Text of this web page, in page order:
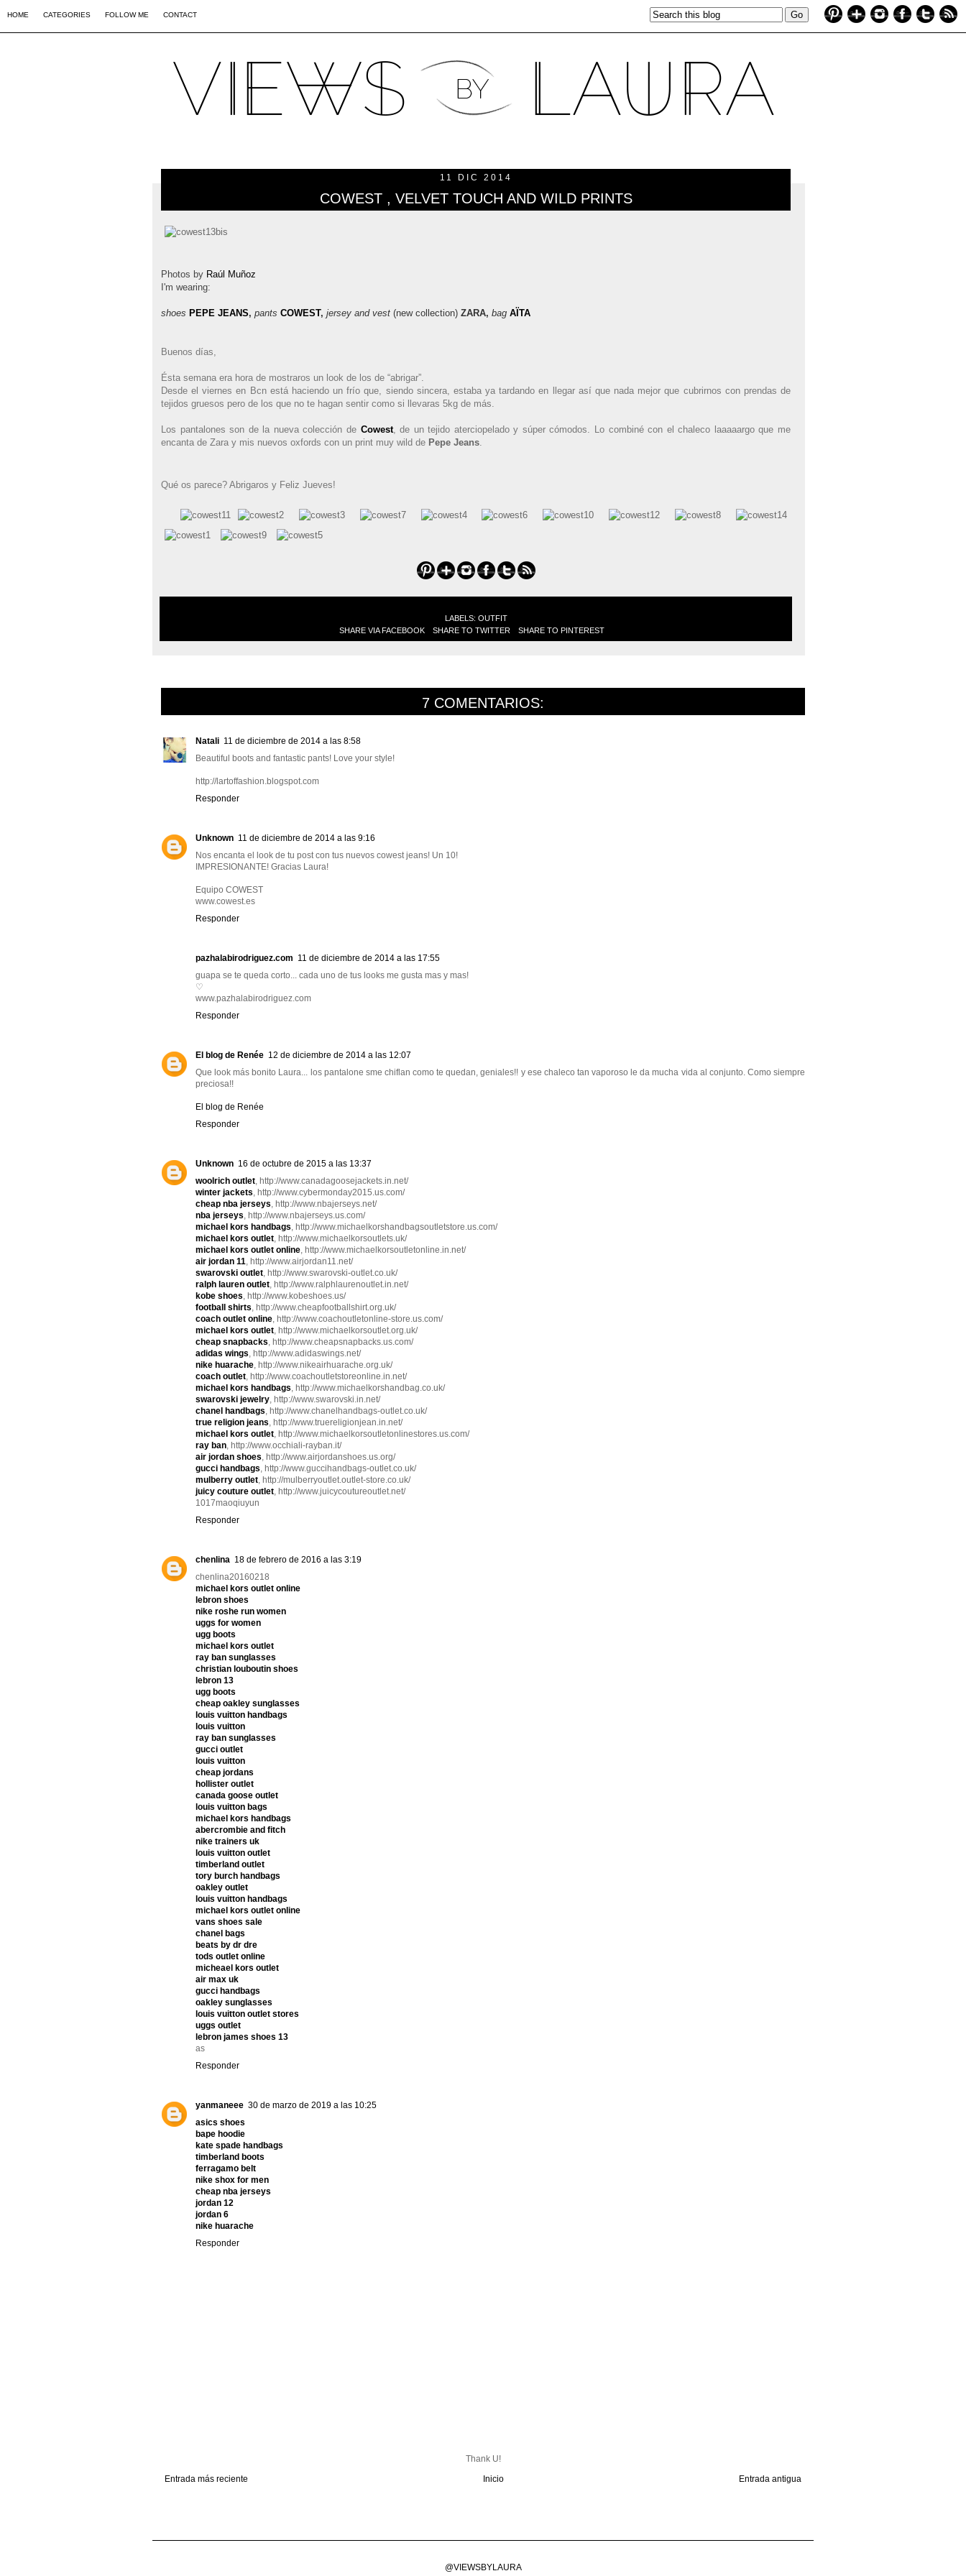
HOME CATEGORIES FOLLOW ME CONTACT
11 DIC 2014
COWEST , VELVET TOUCH AND WILD PRINTS
Photos by Raúl Muñoz
I'm wearing:
shoes PEPE JEANS, pants COWEST, jersey and vest (new collection) ZARA, bag AÏTA
Buenos días,
Ésta semana era hora de mostraros un look de los de “abrigar”.
Desde el viernes en Bcn está haciendo un frío que, siendo sincera, estaba ya tardando en llegar así que nada mejor que cubrirnos con prendas de
tejidos gruesos pero de los que no te hagan sentir como si llevaras 5kg de más.
Los pantalones son de la nueva colección de Cowest, de un tejido aterciopelado y súper cómodos. Lo combiné con el chaleco laaaaargo que me
encanta de Zara y mis nuevos oxfords con un print muy wild de Pepe Jeans
Qué os parece? Abrigaros y Feliz Jueves!
LABELS: OUTFIT
SHARE VIA FACEBOOK
SHARE TO TWITTER SHARE TO PINTEREST
7 COMENTARIOS:
Natali 11 de diciembre de 2014 a las 8:58
Beautiful boots and fantastic pants! Love your style!
http://lartoffashion.blogspot.com
Responder
Unknown 11 de diciembre de 2014 a las 9:16
Nos encanta el look de tu post con tus nuevos cowest jeans! Un 10!
IMPRESIONANTE! Gracias Laura!
Equipo COWEST
www.cowest.es
Responder
pazhalabirodriguez.com 11 de diciembre de 2014 a las 17:55
guapa se te queda corto... cada uno de tus looks me gusta mas y mas!
♡
www.pazhalabirodriguez.com
Responder
El blog de Renée 12 de diciembre de 2014 a las 12:07
Que look más bonito Laura... los pantalone sme chiflan como te quedan, geniales!! y ese chaleco tan vaporoso le da mucha vida al conjunto. Como siempre
preciosa!!
El blog de Renée
Responder
Unknown 16 de octubre de 2015 a las 13:37
woolrich outlet , http://www.canadagoosejackets.in.net/
winter jackets , http://www.cybermonday2015.us.com/
cheap nba jerseys , http://www.nbajerseys.net/
nba jerseys , http://www.nbajerseys.us.com/
michael kors handbags , http://www.michaelkorshandbagsoutletstore.us.com/
michael kors outlet , http://www.michaelkorsoutlets.uk/
michael kors outlet online , http://www.michaelkorsoutletonline.in.net/
air jordan 11 , http://www.airjordan11.net/
swarovski outlet , http://www.swarovski-outlet.co.uk/
ralph lauren outlet , http://www.ralphlaurenoutlet.in.net/
kobe shoes , http://www.kobeshoes.us/
football shirts , http://www.cheapfootballshirt.org.uk/
coach outlet online , http://www.coachoutletonline-store.us.com/
michael kors outlet , http://www.michaelkorsoutlet.org.uk/
cheap snapbacks , http://www.cheapsnapbacks.us.com/
adidas wings , http://www.adidaswings.net/
nike huarache , http://www.nikeairhuarache.org.uk/
coach outlet , http://www.coachoutletstoreonline.in.net/
michael kors handbags , http://www.michaelkorshandbag.co.uk/
swarovski jewelry , http://www.swarovski.in.net/
chanel handbags , http://www.chanelhandbags-outlet.co.uk/
true religion jeans , http://www.truereligionjean.in.net/
michael kors outlet , http://www.michaelkorsoutletonlinestores.us.com/
ray ban , http://www.occhiali-rayban.it/
air jordan shoes , http://www.airjordanshoes.us.org/
gucci handbags , http://www.guccihandbags-outlet.co.uk/
mulberry outlet , http://mulberryoutlet.outlet-store.co.uk/
juicy couture outlet , http://www.juicycoutureoutlet.net/
1017maoqiuyun
Responder
chenlina 18 de febrero de 2016 a las 3:19
chenlina20160218
michael kors outlet online
lebron shoes
nike roshe run women
uggs for women
ugg boots
michael kors outlet
ray ban sunglasses
christian louboutin shoes
lebron 13
ugg boots
cheap oakley sunglasses
louis vuitton handbags
louis vuitton
ray ban sunglasses
gucci outlet
louis vuitton
cheap jordans
hollister outlet
canada goose outlet
louis vuitton bags
michael kors handbags
abercrombie and fitch
nike trainers uk
louis vuitton outlet
timberland outlet
tory burch handbags
oakley outlet
louis vuitton handbags
michael kors outlet online
vans shoes sale
chanel bags
beats by dr dre
tods outlet online
micheael kors outlet
air max uk
gucci handbags
oakley sunglasses
louis vuitton outlet stores
uggs outlet
lebron james shoes 13
as
Responder
yanmaneee 30 de marzo de 2019 a las 10:25
asics shoes
bape hoodie
kate spade handbags
timberland boots
ferragamo belt
nike shox for men
cheap nba jerseys
jordan 12
jordan 6
nike huarache
Responder
Thank U!
Entrada más reciente
Entrada antigua
Inicio
@VIEWSBYLAURA